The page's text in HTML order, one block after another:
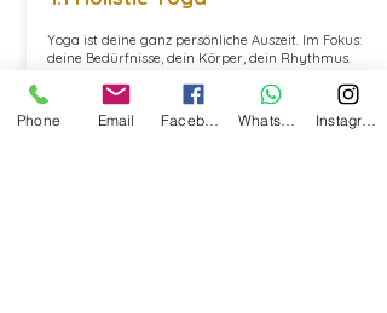
Yoga ist deine ganz persönliche Auszeit. Im Fokus:
deine Bedürfnisse, dein Körper, dein Rhythmus.
Ich bin bereit
Phone Email